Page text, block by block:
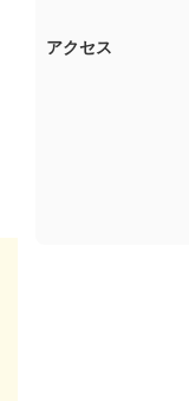
アクセス